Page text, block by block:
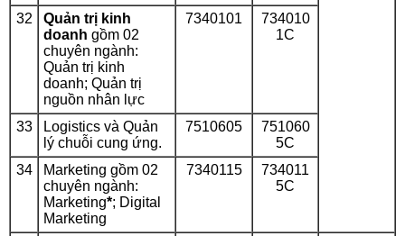
32
Quản trị kinh
doanh gồm 02
chuyên ngành:
Quản trị kinh
doanh; Quản trị
nguồn nhân lực
7340101
734010
1C
33
Logistics và Quản
lý chuỗi cung ứng.
7510605
751060
5C
34
Marketing gồm 02
chuyên ngành:
Marketing*; Digital
Marketing
7340115
734011
5C